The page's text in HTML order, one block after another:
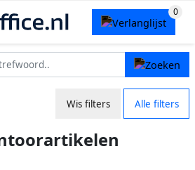
Wis filters Alle filters